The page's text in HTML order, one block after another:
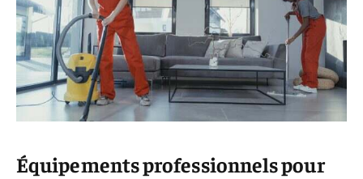
Équipements professionnels pour